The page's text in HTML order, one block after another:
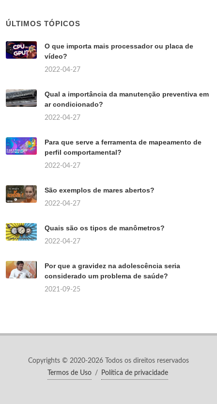
ÚLTIMOS TÓPICOS
O que importa mais processador ou placa de
vídeo?
2022-04-27
Qual a importância da manutenção preventiva em
ar condicionado?
2022-04-27
Para que serve a ferramenta de mapeamento de
perfil comportamental?
2022-04-27
São exemplos de mares abertos?
2022-04-27
Quais são os tipos de manômetros?
2022-04-27
Por que a gravidez na adolescência seria
considerado um problema de saúde?
2021-09-25
Copyrights © 2020-2026 Todos os direitos reservados
Termos de Uso / Política de privacidade